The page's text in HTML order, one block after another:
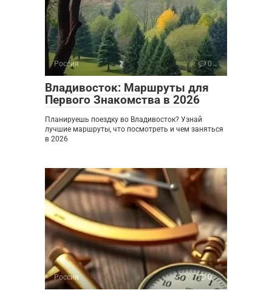
Россия 0
Владивосток: Маршруты для
Первого Знакомства в 2026
Планируешь поездку во Владивосток? Узнай
лучшие маршруты, что посмотреть и чем заняться
в 2026
Россия 0